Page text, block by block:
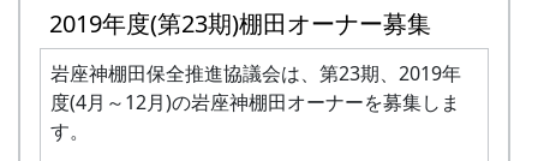
2019年度(第23期)棚田オーナー募集
岩座神棚田保全推進協議会は、第23期、2019年
度(4月～12月)の岩座神棚田オーナーを募集しま
す。